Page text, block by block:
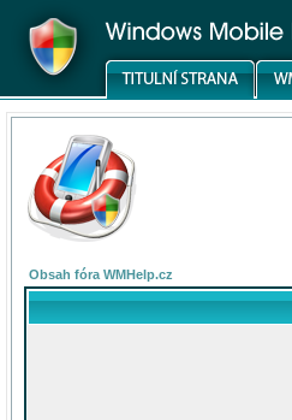
Obsah fóra WMHelp.cz